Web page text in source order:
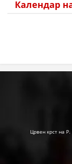
Календар
Црвен крст на